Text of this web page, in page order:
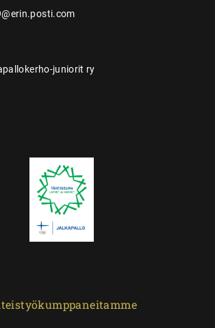
juniorit ry